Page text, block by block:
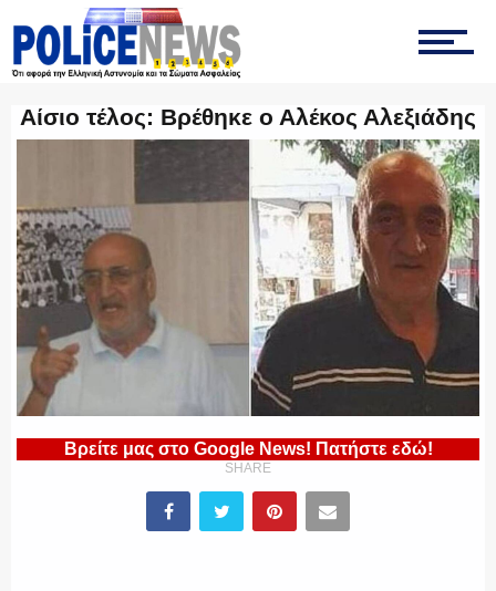
ΤΡΟΧΑΙΑ
ΟΜΑΔΑ “Ζ”
ΕΚΑΜ
Αίσιο τέλος: Βρέθηκε ο Αλέκος Αλεξιάδης
Βρείτε μας στο Google News! Πατήστε εδώ!
SHARE